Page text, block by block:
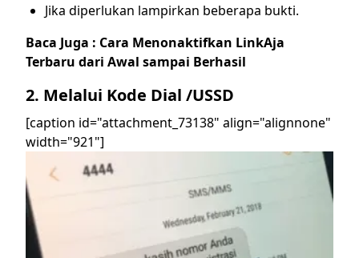
Jika diperlukan lampirkan beberapa bukti.
Baca Juga : Cara Menonaktifkan LinkAja
Terbaru dari Awal sampai Berhasil
2. Melalui Kode Dial /USSD
[caption id="attachment_73138" align="alignnone"
width="921"]